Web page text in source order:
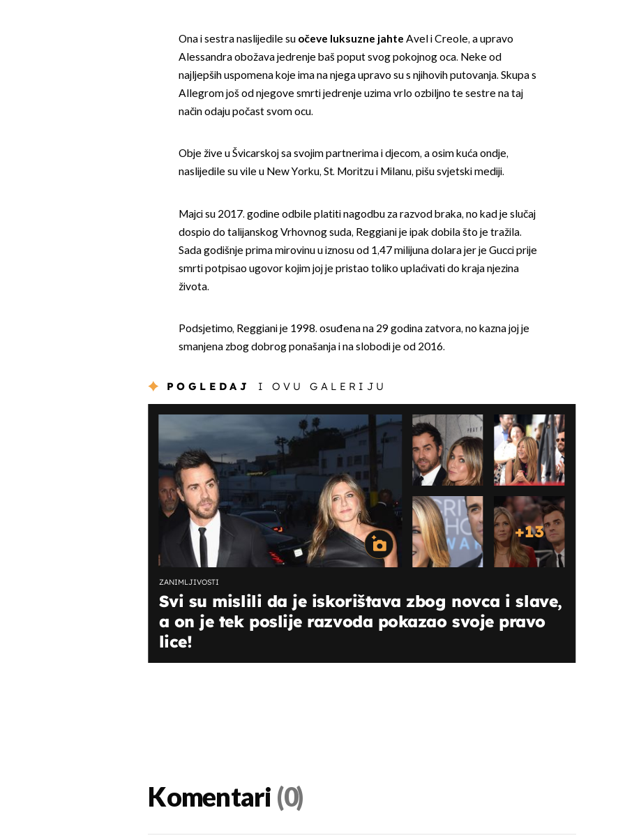
Ona i sestra naslijedile su očeve luksuzne jahte Avel i Creole, a upravo
Alessandra obožava jedrenje baš poput svog pokojnog oca. Neke od
najljepših uspomena koje ima na njega upravo su s njihovih putovanja. Skupa s
Allegrom još od njegove smrti jedrenje uzima vrlo ozbiljno te sestre na taj
način odaju počast svom ocu.
Obje žive u Švicarskoj sa svojim partnerima i djecom, a osim kuća ondje,
naslijedile su vile u New Yorku, St. Moritzu i Milanu, pišu svjetski mediji.
Majci su 2017. godine odbile platiti nagodbu za razvod braka, no kad je slučaj
dospio do talijanskog Vrhovnog suda, Reggiani je ipak dobila što je tražila.
Sada godišnje prima mirovinu u iznosu od 1,47 milijuna dolara jer je Gucci prije
smrti potpisao ugovor kojim joj je pristao toliko uplaćivati do kraja njezina
života.
Podsjetimo, Reggiani je 1998. osuđena na 29 godina zatvora, no kazna joj je
smanjena zbog dobrog ponašanja i na slobodi je od 2016.
POGLEDAJ I OVU GALERIJU
+13
ZANIMLJIVOSTI
Svi su mislili da je iskorištava zbog novca i slave,
a on je tek poslije razvoda pokazao svoje pravo
lice!
Komentari (0)